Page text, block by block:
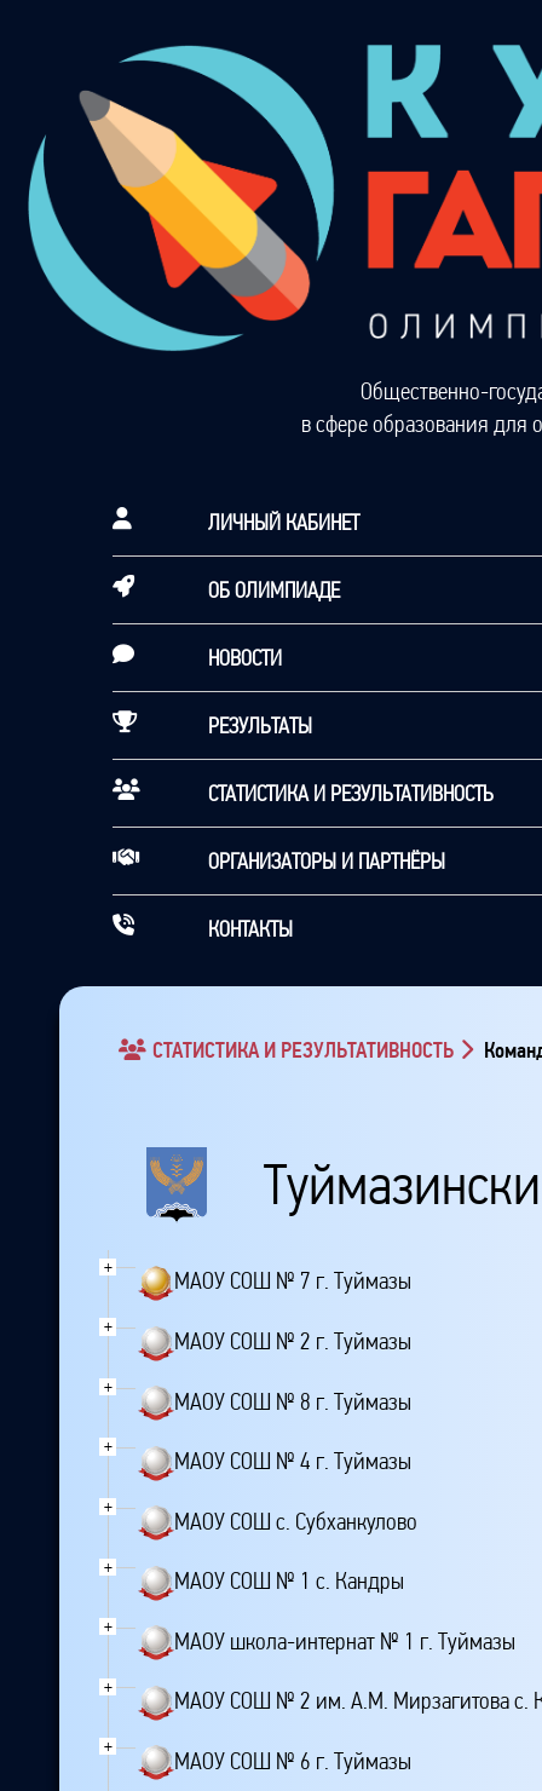
Общественно-
в сфере образования для
ЛИЧНЫЙ КАБИНЕТ
ОБ ОЛИМПИАДЕ
НОВОСТИ
РЕЗУЛЬТАТЫ
СТАТИСТИКА И РЕЗУЛЬТАТИВНОСТЬ
ОРГАНИЗАТОРЫ И ПАРТНЁРЫ
КОНТАКТЫ
СТАТИСТИКА И РЕЗУЛЬТАТИВНОСТЬ
+
МАОУ СОШ № 7 г. Туймазы
+
МАОУ СОШ № 2 г. Туймазы
+
МАОУ СОШ № 8 г. Туймазы
+
МАОУ СОШ № 4 г. Туймазы
+
МАОУ СОШ с. Субханкулово
+
МАОУ СОШ № 1 с. Кандры
+
МАОУ школа-интернат № 1 г. Туймазы
+
МАОУ СОШ № 2 им. А.М. Мирзагитова с.
+
МАОУ СОШ № 6 г. Туймазы